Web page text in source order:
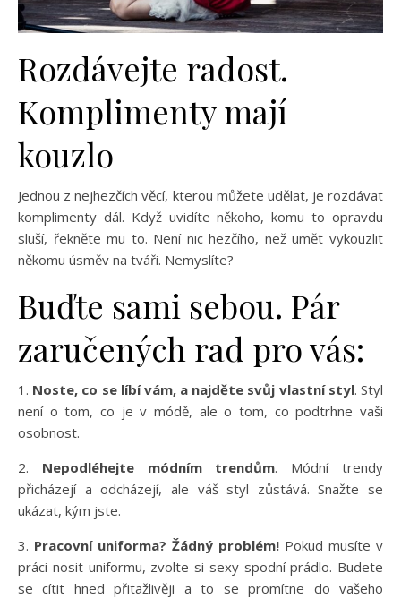
Rozdávejte radost.
Komplimenty mají
kouzlo
Jednou z nejhezčích věcí, kterou můžete udělat, je rozdávat
komplimenty dál. Když uvidíte někoho, komu to opravdu
sluší, řekněte mu to. Není nic hezčího, než umět vykouzlit
někomu úsměv na tváři. Nemyslíte?
Buďte sami sebou. Pár
zaručených rad pro vás:
1. Noste, co se líbí vám, a najděte svůj vlastní styl. Styl
není o tom, co je v módě, ale o tom, co podtrhne vaši
osobnost.
2. Nepodléhejte módním trendům. Módní trendy
přicházejí a odcházejí, ale váš styl zůstává. Snažte se
ukázat, kým jste.
3. Pracovní uniforma? Žádný problém! Pokud musíte v
práci nosit uniformu, zvolte si sexy spodní prádlo. Budete
se cítit hned přitažlivěji a to se promítne do vašeho